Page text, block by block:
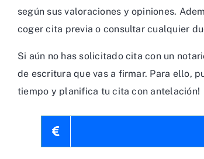
según sus valoraciones y opiniones.
coger cita previa o consultar cualquier
Si aún no has solicitado cita con un
de escritura que vas a firmar. Para ello,
tiempo y planifica tu cita con antelación!